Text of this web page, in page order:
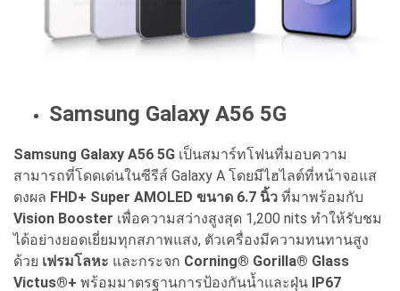
Samsung Galaxy A56 5G
Samsung Galaxy A56 5G เป็นสมาร์ทโฟนที่มอบความ
สามารถที่โดดเด่นในซีรีส์ Galaxy A โดยมีไฮไลต์ที่หน้าจอแส
ดงผล FHD+ Super AMOLED ขนาด 6.7 นิ้ว ที่มาพร้อมกับ
Vision Booster เพื่อความสว่างสูงสุด 1,200 nits ทำให้รับชม
ได้อย่างยอดเยี่ยมทุกสภาพแสง, ตัวเครื่องมีความทนทานสูง
ด้วย เฟรมโลหะ และกระจก Corning® Gorilla® Glass
Victus®+ พร้อมมาตรฐานการป้องกันน้ำและฝุ่น IP67